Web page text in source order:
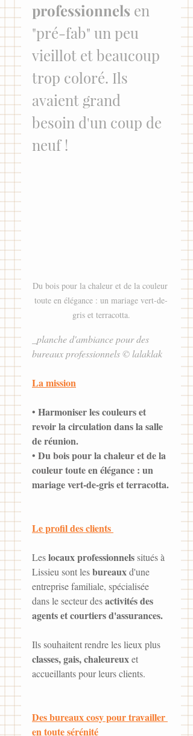
professionnels en
"pré-fab" un peu
vieillot et beaucoup
trop coloré. Ils
avaient grand
besoin d'un coup de
neuf !
Du bois pour la chaleur et de la couleur
toute en élégance : un mariage vert-de-
gris et terracotta.
_planche d'ambiance pour des
bureaux professionnels © lalaklak
La mission
• Harmoniser les couleurs et
revoir la circulation dans la salle
de réunion.
• Du bois pour la chaleur et de la
couleur toute en élégance : un
mariage vert-de-gris et terracotta.
Le profil des clients
Les locaux professionnels situés à
Lissieu sont les bureaux d'une
entreprise familiale, spécialisée
dans le secteur des activités des
agents et courtiers d'assurances.
Ils souhaitent rendre les lieux plus
classes, gais, chaleureux et
accueillants pour leurs clients.
Des bureaux cosy pour travailler
en toute sérénité